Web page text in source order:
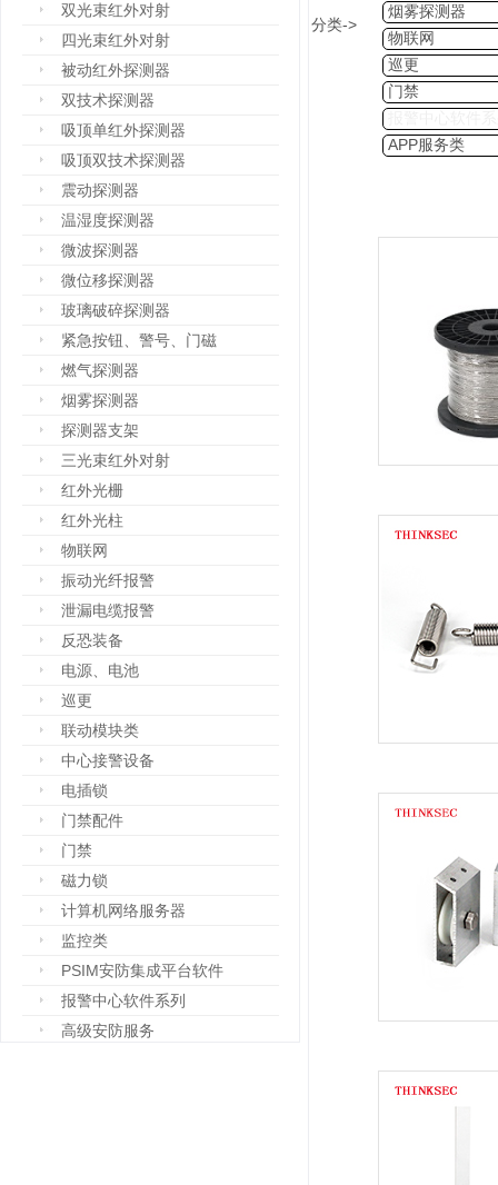
双光束红外对射
四光束红外对射
被动红外探测器
双技术探测器
吸顶单红外探测器
吸顶双技术探测器
震动探测器
温湿度探测器
微波探测器
微位移探测器
玻璃破碎探测器
紧急按钮、警号、门磁
燃气探测器
烟雾探测器
探测器支架
三光束红外对射
红外光栅
红外光柱
物联网
振动光纤报警
泄漏电缆报警
反恐装备
电源、电池
巡更
联动模块类
中心接警设备
电插锁
门禁配件
门禁
磁力锁
计算机网络服务器
监控类
PSIM安防集成平台软件
报警中心软件系列
高级安防服务
分类->
烟雾探测器
物联网
巡更
门禁
APP服务类